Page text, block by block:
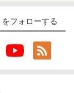
をフォローする